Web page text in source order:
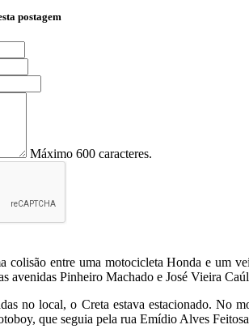
postagem
Máximo 600 caracteres.
colisão entre uma motocicleta Honda e um
avenidas Pinheiro Machado e José Vieira
no local, o Creta estava estacionado. No
que seguia pela rua Emídio Alves